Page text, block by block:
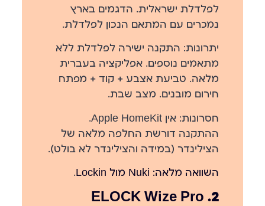
לפלדלת ישראלית. הדגמים בארץ
נמכרים עם המתאם הנכון לפלדלת.
יתרונות: התקנה ישירה לפלדלת ללא
מתאמים נוספים. אפליקציה בעברית
מלאה. טביעת אצבע + קוד + מפתח
חירום מובנים. מצב שבת.
חסרונות:
אין Apple HomeKit.
ההתקנה דורשת החלפה מלאה של
הצילינדר (במידה והצילינדר לא בולט).
השוואה מלאה: Nuki מול Lockin .
2. ELOCK Wize Pro